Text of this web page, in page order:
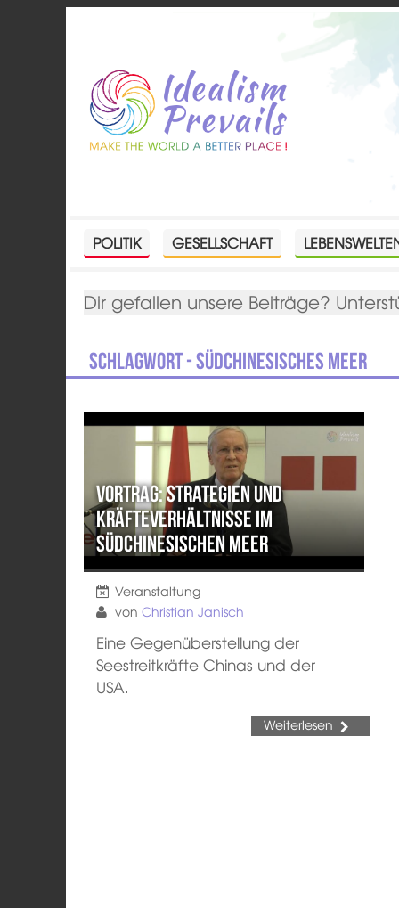
POLITIK GESELLSCHAFT
Dir gefallen unsere Beiträge?
Schlagwort - Südchinesisches Meer
Vortrag: Strategien und
Kräfteverhältnisse im
Südchinesischen Meer
Veranstaltung
vonChristian Janisch
Eine Gegenüberstellung der
Seestreitkräfte Chinas und der
USA.
Weiterlesen